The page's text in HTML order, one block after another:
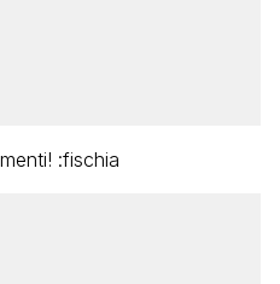
:fischia